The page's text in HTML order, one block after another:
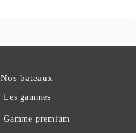
Nos bateaux
Les gammes
Gamme premium